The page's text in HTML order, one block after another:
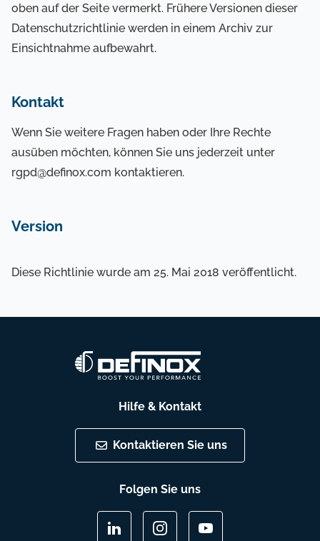
oben auf der Seite vermerkt. Frühere Versionen dieser
Datenschutzrichtlinie werden in einem Archiv zur
Einsichtnahme aufbewahrt.
Kontakt
Wenn Sie weitere Fragen haben oder Ihre Rechte
ausüben möchten, können Sie uns jederzeit unter
rgpd@definox.com kontaktieren.
Version
Diese Richtlinie wurde am 25. Mai 2018 veröffentlicht.
Hilfe & Kontakt
Kontaktieren Sie uns
Folgen Sie uns